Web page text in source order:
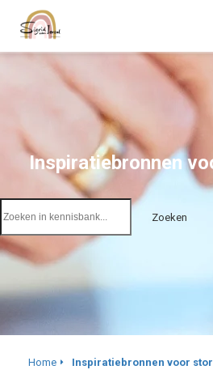
Inspiratiebronnen
Zoeken
Home Inspiratiebronnen voor